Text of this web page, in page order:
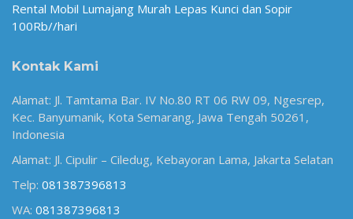
Rental Mobil Lumajang Murah Lepas Kunci dan Sopir
100Rb//hari
Kontak Kami
Alamat: Jl. Tamtama Bar. IV No.80 RT 06 RW 09, Ngesrep,
Kec. Banyumanik, Kota Semarang, Jawa Tengah 50261,
Indonesia
Alamat: Jl. Cipulir – Ciledug, Kebayoran Lama, Jakarta Selatan
Telp: 081387396813
WA: 081387396813